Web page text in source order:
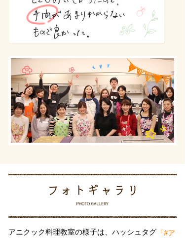
アニクック料理教室の様子は、ハッシュタグ 「#ア